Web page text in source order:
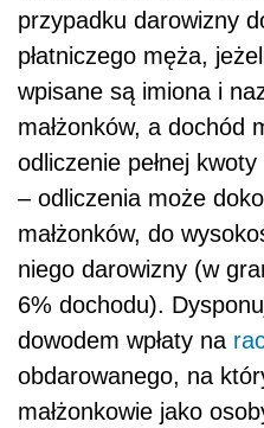
przypadku darowizny
płatniczego męża,
wpisane są imiona i
małżonków, a dochód
odliczenie pełnej
– odliczenia może
małżonków, do
niego darowizny (w
6% dochodu).
dowodem wpłaty na
obdarowanego, na
małżonkowie jako